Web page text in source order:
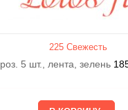
225 Свежесть
роз. 5 шт., лента, зелень